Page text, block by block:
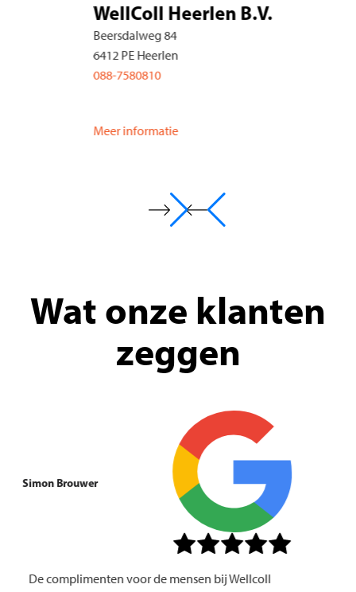
Heerlen B.V.
Wat onze klanten
zeggen
Simon Brouwer
De complimenten voor de mensen bij Wellcoll